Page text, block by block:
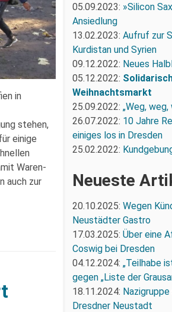
in
stehen,
einige
Waren-
auch zur
05.09.2023: »Silicon
Ansiedlung
13.02.2023: Aufruf zur
Kurdistan und Syrien
09.12.2022: Neues
05.12.2022:
Weihnachtsmarkt
25.09.2022: „Weg,
26.07.2022: 10 Jahre
einiges los in Dresden
25.02.2022:
Neueste
20.10.2025: Wegen
Neustädter Gastro
17.03.2025: Über eine
Coswig bei Dresden
04.12.2024: „Teilhabe
gegen „Liste der
18.11.2024:
Dresdner Neustadt